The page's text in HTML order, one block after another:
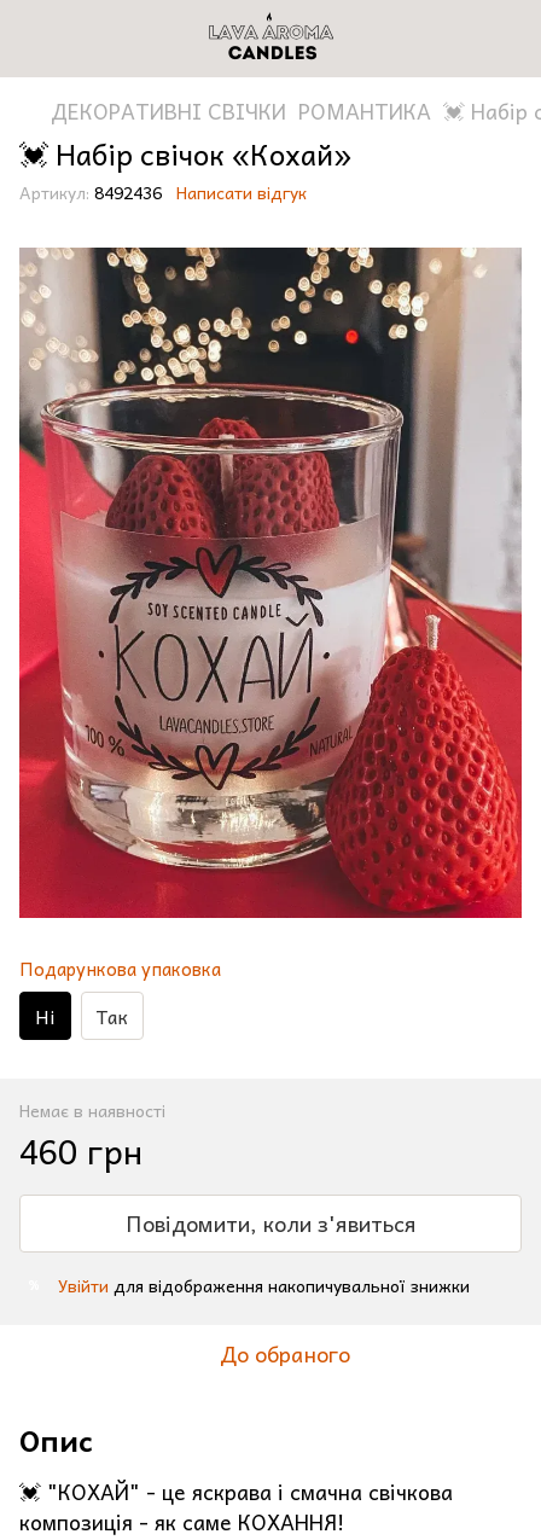
ДЕКОРАТИВНІ СВІЧКИ РОМАНТИКА 💓 Набір
💓 Набір свічок «Кохай»
Артикул: 8492436 Написати відгук
Подарункова упаковка
Ні Так
Немає в наявності
460 грн
Повідомити, коли з'явиться
Увійти для відображення накопичувальної знижки
До обраного
Опис
💓 "КОХАЙ" - це яскрава і смачна свічкова
композиція - як саме КОХАННЯ!